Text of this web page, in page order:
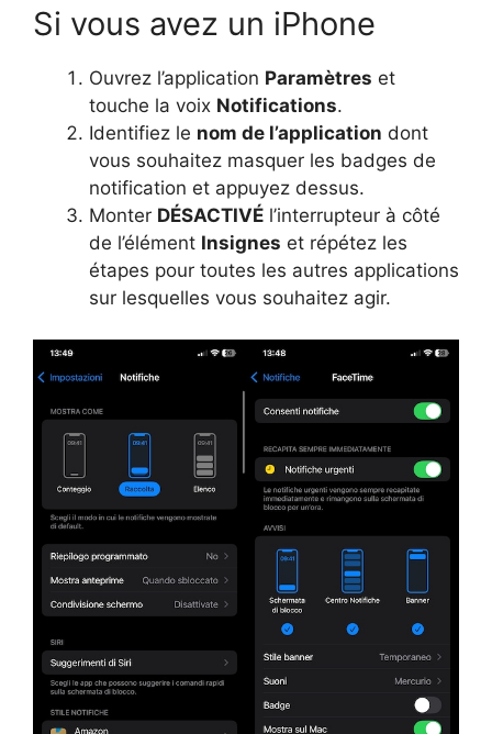
Si vous avez un iPhone
Ouvrez l’application Paramètres et
touche la voix Notifications.
Identifiez le nom de l’application dont
vous souhaitez masquer les badges de
notification et appuyez dessus.
Monter DÉSACTIVÉ l’interrupteur à côté
de l’élément Insignes et répétez les
étapes pour toutes les autres applications
sur lesquelles vous souhaitez agir.